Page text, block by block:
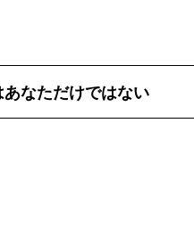
のではない。徐々に大
いるはずの親にもかか
あなただけではない